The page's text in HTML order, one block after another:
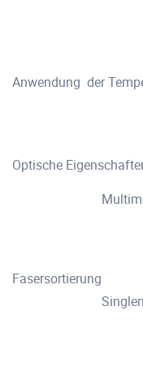
Anwendung der
Optische
Fasersortierung